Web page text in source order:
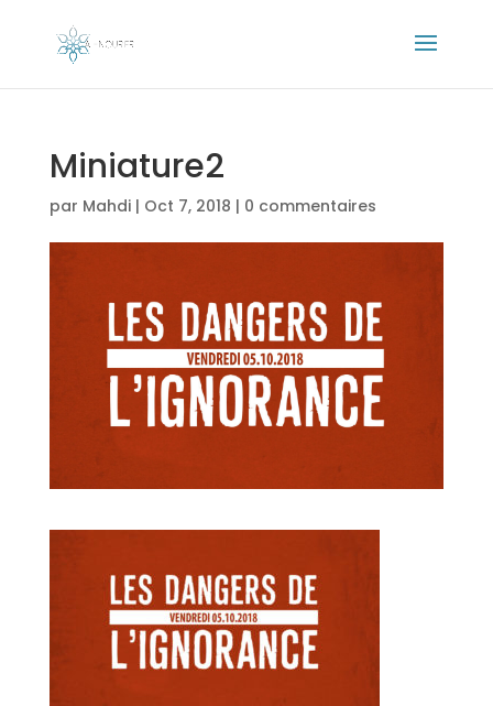
Miniature2
par Mahdi| Oct 7, 2018 | 0 commentaires